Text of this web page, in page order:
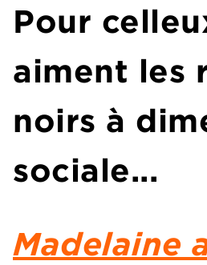
Pour
aiment les
noirs à
sociale...
Madelaine